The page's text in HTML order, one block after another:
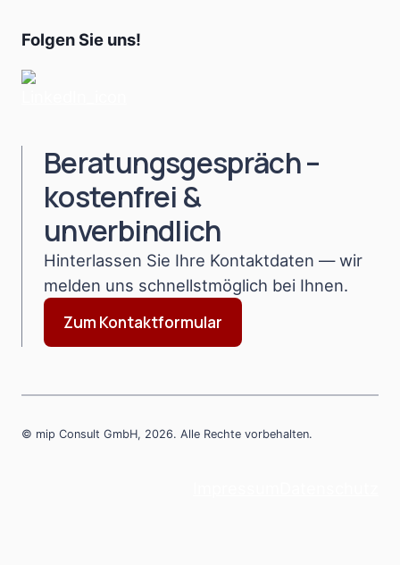
Folgen Sie uns!
Beratungsgespräch –
kostenfrei &
unverbindlich
Hinterlassen Sie Ihre Kontaktdaten — wir
melden uns schnellstmöglich bei Ihnen.
Zum Kontaktformular
© mip Consult GmbH, 2026. Alle Rechte vorbehalten.